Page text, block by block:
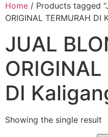
Home / Products tagged
ORIGINAL TERMURAH DI
JUAL
DI
Showing the single result